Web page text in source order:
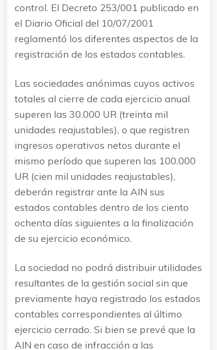
control. El Decreto 253/001 publicado en
el Diario Oficial del 10/07/2001
reglamentó los diferentes aspectos de la
registración de los estados contables.
Las sociedades anónimas cuyos activos
totales al cierre de cada ejercicio anual
superen las 30.000 UR (treinta mil
unidades reajustables), o que registren
ingresos operativos netos durante el
mismo período que superen las 100.000
UR (cien mil unidades reajustables),
deberán registrar ante la AIN sus
estados contables dentro de los ciento
ochenta días siguientes a la finalización
de su ejercicio económico.
La sociedad no podrá distribuir utilidades
resultantes de la gestión social sin que
previamente haya registrado los estados
contables correspondientes al último
ejercicio cerrado. Si bien se prevé que la
AIN en caso de infracción a las